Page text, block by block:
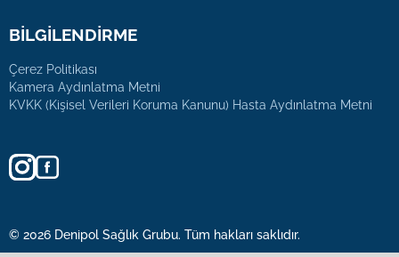
BİLGİLENDİRME
Çerez Politikası
Kamera Aydınlatma Metni
KVKK (Kişisel Verileri Koruma Kanunu) Hasta Aydınlatma Metni
© 2026 Denipol Sağlık Grubu. Tüm hakları saklıdır.